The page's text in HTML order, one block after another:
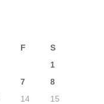
F
S
1
7
8
14
15